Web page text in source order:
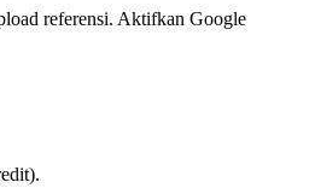
referensi. Aktifkan Google